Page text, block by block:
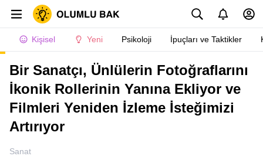
Kişisel Yeni Psikoloji İpuçları ve Taktikler
Bir Sanatçı, Ünlülerin Fotoğraflarını
İkonik Rollerinin Yanına Ekliyor ve
Filmleri Yeniden İzleme İsteğimizi
Artırıyor
Sanat